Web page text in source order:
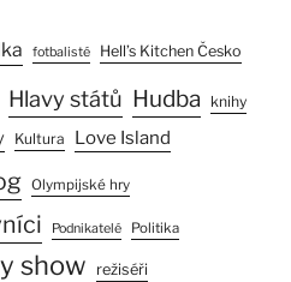
fotbalisté Hell’s Kitchen Česko
Hlavy států Hudba knihy
Kultura Love Island
Olympijské hry
Podnikatelé Politika
show režiséři